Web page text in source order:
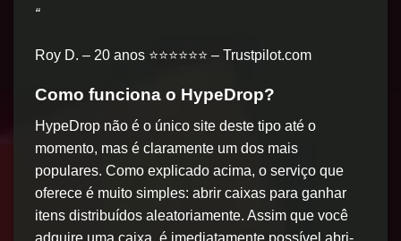
“
Roy D. – 20 anos ⭐⭐⭐⭐⭐⭐ – Trustpilot.com
Como funciona o HypeDrop?
HypeDrop não é o único site deste tipo até o
momento, mas é claramente um dos mais
populares. Como explicado acima, o serviço que
oferece é muito simples: abrir caixas para ganhar
itens distribuídos aleatoriamente. Assim que você
adquire uma caixa, é imediatamente possível abri-